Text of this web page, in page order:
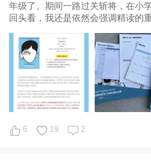
年级了。期间一路过关斩将，在小
回头看，我还是依然会强调精读的
6 19 2